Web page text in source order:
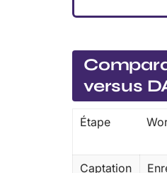
versus
Étape
Captation